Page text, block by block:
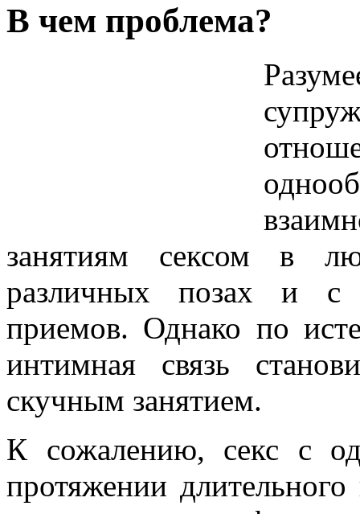
В чем проблема?
занятиям сексом в
различных позах и с
приемов. Однако по
интимная связь
скучным занятием.
К сожалению, секс с
протяжении